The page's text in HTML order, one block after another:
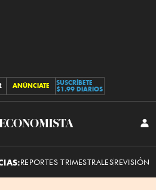
ANÚNCIATE
SUSCRÍBETE
$1.99 DIARIOS
El
REPORTES TRIMESTRALESREVISIÓN